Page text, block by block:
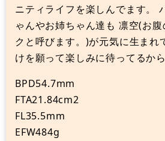
ニティライフを楽しんでます。
ゃんやお姉ちゃん達も 凛空(お
クと呼びます。)が元気に生まれ
けを願って楽しみに待ってるから
BPD54.7mm
FTA21.84cm2
FL35.5mm
EFW484g